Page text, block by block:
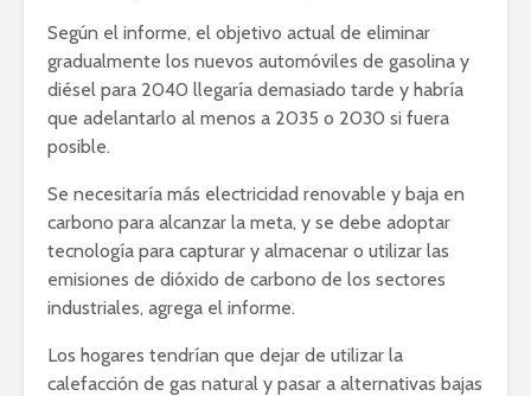
Según el informe, el objetivo actual de eliminar
gradualmente los nuevos automóviles de gasolina y
diésel para 2040 llegaría demasiado tarde y habría
que adelantarlo al menos a 2035 o 2030 si fuera
posible.
Se necesitaría más electricidad renovable y baja en
carbono para alcanzar la meta, y se debe adoptar
tecnología para capturar y almacenar o utilizar las
emisiones de dióxido de carbono de los sectores
industriales, agrega el informe.
Los hogares tendrían que dejar de utilizar la
calefacción de gas natural y pasar a alternativas bajas